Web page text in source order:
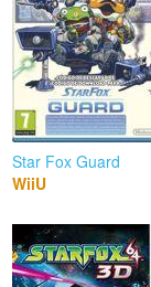
Star Fox Guard
WiiU